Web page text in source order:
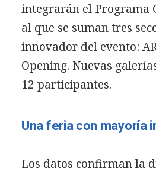
integrarán el Programa
al que se suman tres
innovador del evento:
Opening. Nuevas
12 participantes.
Una feria con mayoría
Los datos confirman la